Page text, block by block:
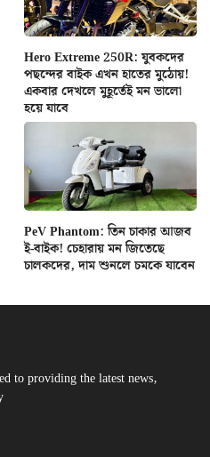
Hero Extreme 250R: যুবকদের
পছন্দের বাইক এখন হাতের মুঠোয়!
একবার দেখলে মুহূর্তেই মন ভালো
হয়ে যাবে
PeV Phantom: তিন চাকার আজব
ই-বাইক! চেহারায় মন জিতেছে
চালকদের, দাম শুনলে চমকে যাবেন
to providing the latest news,